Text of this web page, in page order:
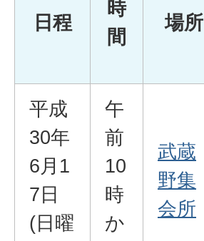
日程
時
間
場所
平成
30年
6月1
7日
(日曜
午
前
10
時
か
武蔵
野集
会所